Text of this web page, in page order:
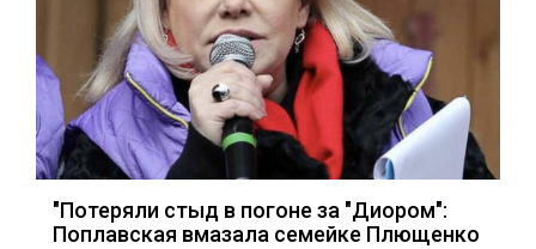
"Потеряли стыд в погоне за "Диором":
Поплавская вмазала семейке Плющенко